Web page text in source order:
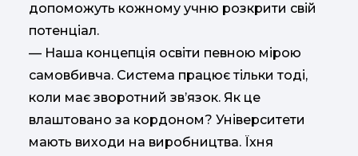
допоможуть кожному учню розкрити свій
потенціал.
— Наша концепція освіти певною мірою
самовбивча. Система працює тільки тоді,
коли має зворотний зв’язок. Як це
влаштовано за кордоном? Університети
мають виходи на виробництва. Їхня